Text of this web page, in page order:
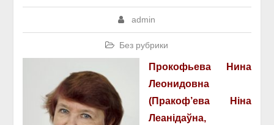
admin
Без рубрики
Прокофьева Нина
Леонидовна
(Пракоф’ева Ніна
Леанідаўна,